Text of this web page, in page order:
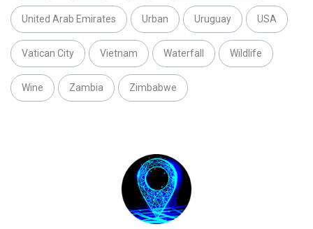
United Arab Emirates Urban Uruguay USA
Vatican City Vietnam Waterfall Wildlife
Wine Zambia Zimbabwe